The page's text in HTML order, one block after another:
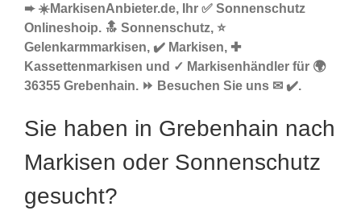
➨ ☀️MarkisenAnbieter.de, Ihr ✅ Sonnenschutz
Onlineshoip. 🔝 Sonnenschutz, ⭐
Gelenkarmmarkisen, ✔️ Markisen, ✚
Kassettenmarkisen und ✓ Markisenhändler für 🌍
36355 Grebenhain. ⏩ Besuchen Sie uns ✉ ✔️.
Sie haben in Grebenhain nach
Markisen oder Sonnenschutz
gesucht?